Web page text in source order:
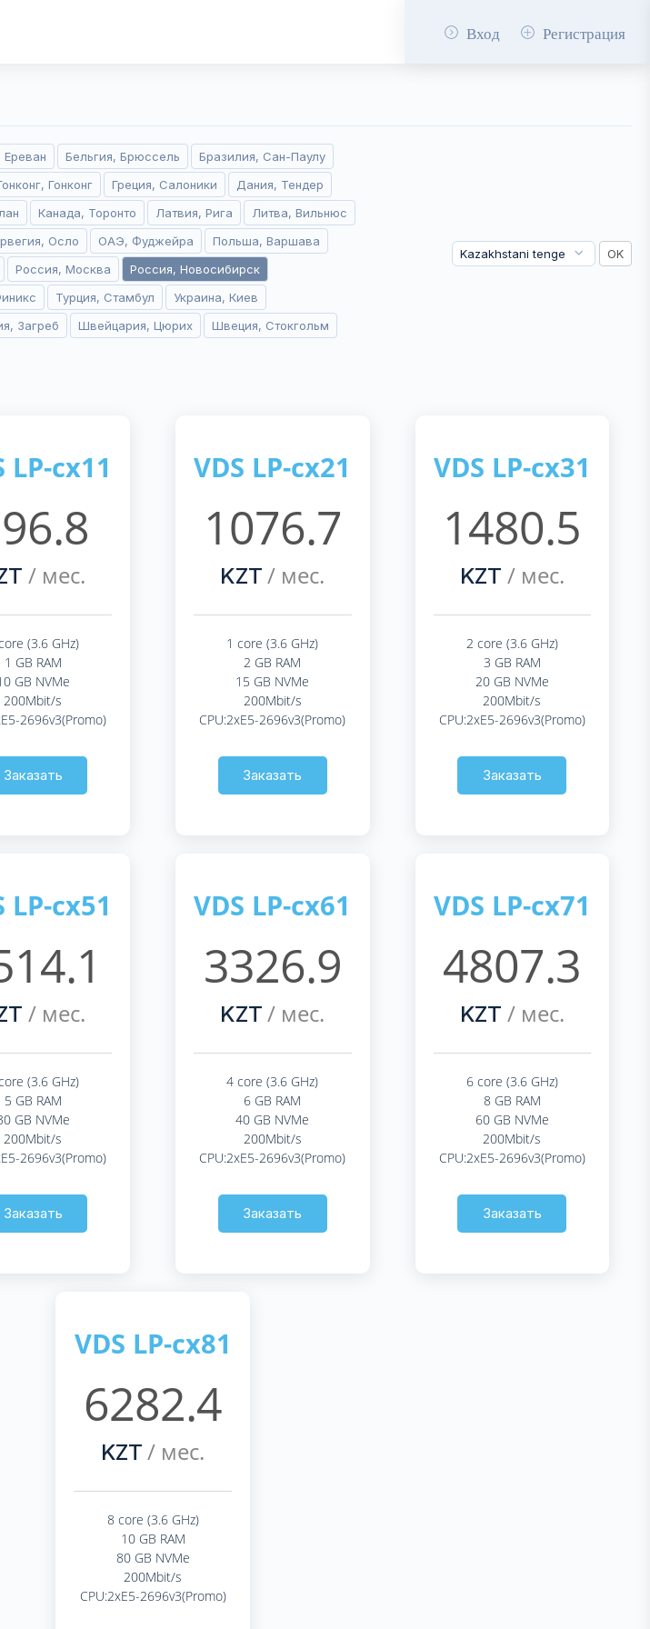
Вход Регистрация
Бельгия, Брюссель
Бразилия, Сан-Паулу
Гонконг Греция, Салоники
Дания, Тендер
Канада, Торонто Латвия, Рига
Литва, Вильнюс
Осло ОАЭ, Фуджейра
Польша, Варшава
Россия, Москва
Россия, Новосибирск
Турция, Стамбул
Украина, Киев
Загреб Швейцария, Цюрих
Швеция, Стокгольм
LP-cx11
/ мес.
(3.6 GHz)
1 GB RAM
GB NVMe
200Mbit/s
2696v3(Promo)
Заказать
VDS LP-cx21
1076.7
KZT / мес.
1 core (3.6 GHz)
2 GB RAM
15 GB NVMe
200Mbit/s
CPU:2xE5-2696v3(Promo)
Заказать
VDS LP-cx31
1480.5
KZT / мес.
2 core (3.6 GHz)
3 GB RAM
20 GB NVMe
200Mbit/s
CPU:2xE5-2696v3(Promo)
Заказать
LP-cx51
/ мес.
(3.6 GHz)
5 GB RAM
GB NVMe
200Mbit/s
2696v3(Promo)
Заказать
VDS LP-cx61
3326.9
KZT / мес.
4 core (3.6 GHz)
6 GB RAM
40 GB NVMe
200Mbit/s
CPU:2xE5-2696v3(Promo)
Заказать
VDS LP-cx71
4807.3
KZT / мес.
6 core (3.6 GHz)
8 GB RAM
60 GB NVMe
200Mbit/s
CPU:2xE5-2696v3(Promo)
Заказать
VDS LP-cx81
6282.4
KZT / мес.
8 core (3.6 GHz)
10 GB RAM
80 GB NVMe
200Mbit/s
CPU:2xE5-2696v3(Promo)